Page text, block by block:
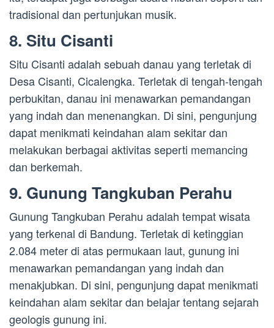
tradisional dan pertunjukan musik.
8. Situ Cisanti
Situ Cisanti adalah sebuah danau yang terletak di
Desa Cisanti, Cicalengka. Terletak di tengah-tengah
perbukitan, danau ini menawarkan pemandangan
yang indah dan menenangkan. Di sini, pengunjung
dapat menikmati keindahan alam sekitar dan
melakukan berbagai aktivitas seperti memancing
dan berkemah.
9. Gunung Tangkuban Perahu
Gunung Tangkuban Perahu adalah tempat wisata
yang terkenal di Bandung. Terletak di ketinggian
2.084 meter di atas permukaan laut, gunung ini
menawarkan pemandangan yang indah dan
menakjubkan. Di sini, pengunjung dapat menikmati
keindahan alam sekitar dan belajar tentang sejarah
geologis gunung ini.